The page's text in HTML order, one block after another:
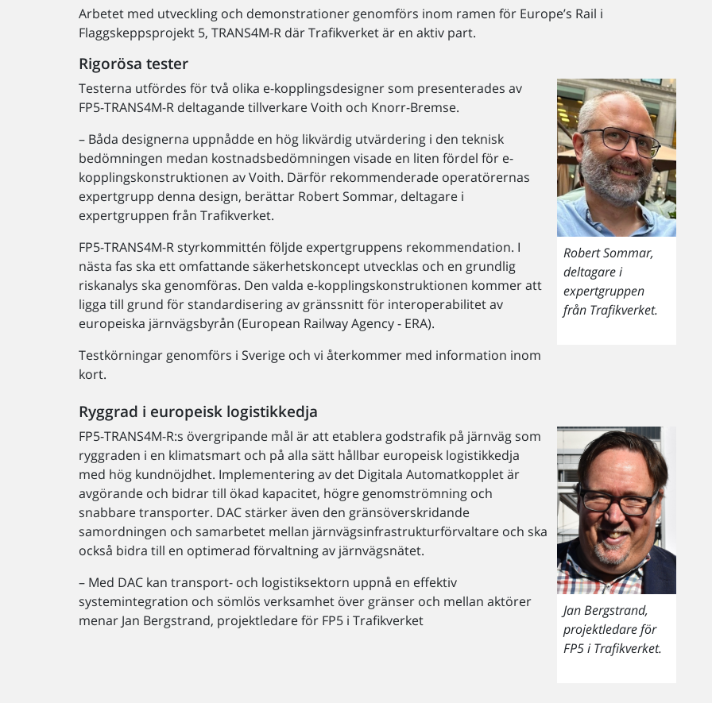
Arbetet med utveckling och demonstrationer genomförs inom ramen för Europe’s Rail i
Flaggskeppsprojekt 5, TRANS4M-R där Trafikverket är en aktiv part.
Rigorösa tester
Robert Sommar,
deltagare i
expertgruppen
från Trafikverket.
Testerna utfördes för två olika e-kopplingsdesigner som presenterades av
FP5-TRANS4M-R deltagande tillverkare Voith och Knorr-Bremse.
– Båda designerna uppnådde en hög likvärdig utvärdering i den teknisk
bedömningen medan kostnadsbedömningen visade en liten fördel för e-
kopplingskonstruktionen av Voith. Därför rekommenderade operatörernas
expertgrupp denna design, berättar Robert Sommar, deltagare i
expertgruppen från Trafikverket.
FP5-TRANS4M-R styrkommittén följde expertgruppens rekommendation. I
nästa fas ska ett omfattande säkerhetskoncept utvecklas och en grundlig
riskanalys ska genomföras. Den valda e-kopplingskonstruktionen kommer att
ligga till grund för standardisering av gränssnitt för interoperabilitet av
europeiska järnvägsbyrån (European Railway Agency - ERA).
Testkörningar genomförs i Sverige och vi återkommer med information inom
kort.
Ryggrad i europeisk logistikkedja
Jan Bergstrand,
projektledare för
FP5 i Trafikverket.
FP5-TRANS4M-R:s övergripande mål är att etablera godstrafik på järnväg som
ryggraden i en klimatsmart och på alla sätt hållbar europeisk logistikkedja
med hög kundnöjdhet. Implementering av det Digitala Automatkopplet är
avgörande och bidrar till ökad kapacitet, högre genomströmning och
snabbare transporter. DAC stärker även den gränsöverskridande
samordningen och samarbetet mellan järnvägsinfrastrukturförvaltare och ska
också bidra till en optimerad förvaltning av järnvägsnätet.
– Med DAC kan transport- och logistiksektorn uppnå en effektiv
systemintegration och sömlös verksamhet över gränser och mellan aktörer
menar Jan Bergstrand, projektledare för FP5 i Trafikverket